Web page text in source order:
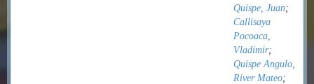
Quispe, Juan;
Callisaya
Pocoaca,
Vladimir;
Quispe Angulo,
River Mateo;